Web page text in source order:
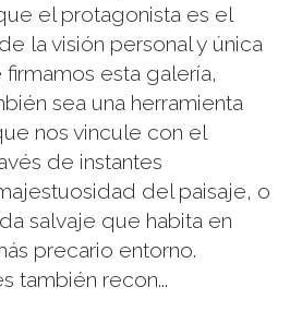
el protagonista es el
la visión personal y única
esta galería,
sea una herramienta
nos vincule con el
de instantes
del paisaje, o
salvaje que habita en
precario entorno.
también recon...